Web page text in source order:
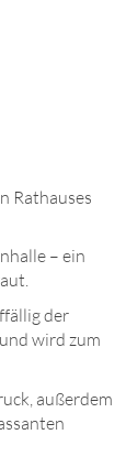
Rathauses
– ein
der
wird zum
außerdem